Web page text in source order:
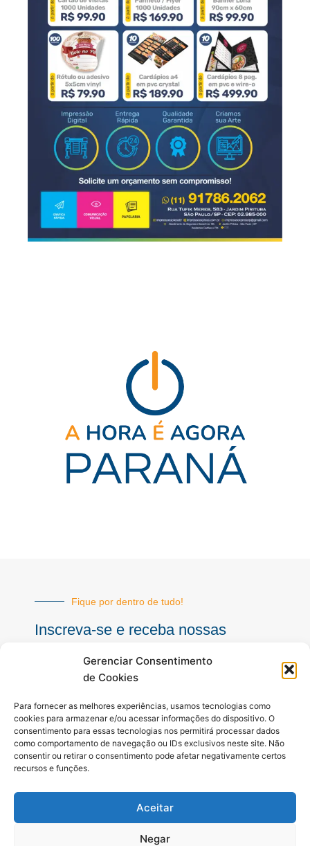
Gerenciar Consentimento
de Cookies
Para fornecer as melhores experiências, usamos tecnologias como
cookies para armazenar e/ou acessar informações do dispositivo. O
consentimento para essas tecnologias nos permitirá processar dados
como comportamento de navegação ou IDs exclusivos neste site. Não
consentir ou retirar o consentimento pode afetar negativamente certos
recursos e funções.
Aceitar
Negar
Fique por dentro de tudo!
Inscreva-se e receba nossas
mail
INSCREVER
a
I
n
s
o